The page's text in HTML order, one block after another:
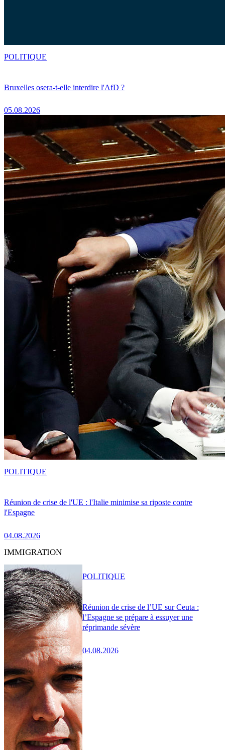
Bruxelles osera-t-elle interdire l'AfD ?
05.08.2026
POLITIQUE
Réunion de crise de l'UE : l'Italie minimise sa riposte contre
l'Espagne
04.08.2026
POLITIQUE
IMMIGRATION
Réunion de crise de l’UE sur Ceuta :
l’Espagne se prépare à essuyer une
réprimande sévère
04.08.2026
POLITIQUE